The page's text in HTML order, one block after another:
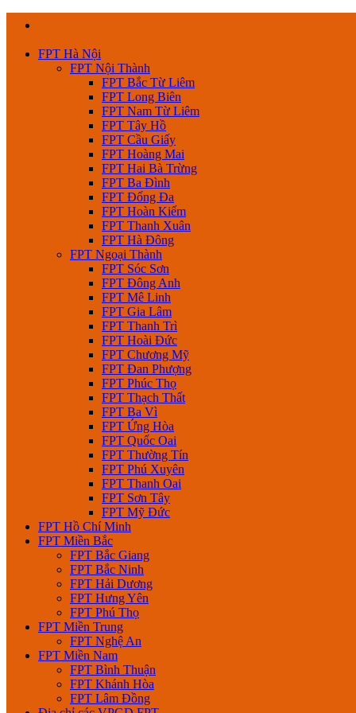
contentFPT Hà Nội
FPT Nội Thành
FPT Bắc Từ Liêm
FPT Long Biên
FPT Nam Từ Liêm
FPT Tây Hồ
FPT Cầu Giấy
FPT Hoàng Mai
FPT Hai Bà Trừng
FPT Ba Đình
FPT Đống Đa
FPT Hoàn Kiếm
FPT Thanh Xuân
FPT Hà Đông
FPT Ngoại Thành
FPT Sóc Sơn
FPT Đông Anh
FPT Mê Linh
FPT Gia Lâm
FPT Thanh Trì
FPT Hoài Đức
FPT Chương Mỹ
FPT Đan Phượng
FPT Phúc Thọ
FPT Thạch Thất
FPT Ba Vì
FPT Ứng Hòa
FPT Quốc Oai
FPT Thường Tín
FPT Phú Xuyên
FPT Thanh Oai
FPT Sơn Tây
FPT Mỹ Đức
FPT Hồ Chí Minh
FPT Miền Bắc
FPT Bắc Giang
FPT Bắc Ninh
FPT Hải Dương
FPT Hưng Yên
FPT Phú Thọ
FPT Miền Trung
FPT Nghệ An
FPT Miền Nam
FPT Bình Thuận
FPT Khánh Hòa
FPT Lâm Đồng